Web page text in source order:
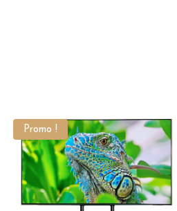
Promo !